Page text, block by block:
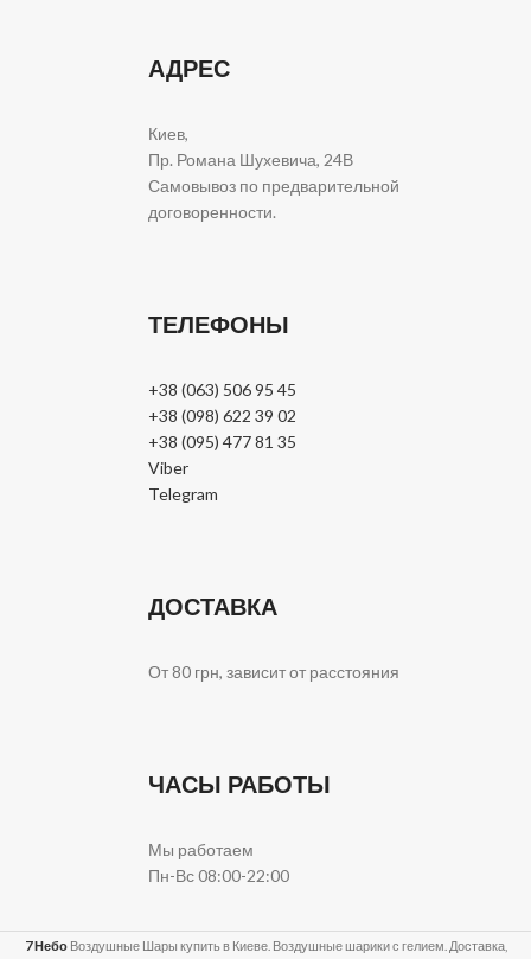
АДРЕС
Киев,
Пр. Романа Шухевича, 24В
Самовывоз по предварительной
договоренности.
ТЕЛЕФОНЫ
+38 (063) 506 95 45
+38 (098) 622 39 02
+38 (095) 477 81 35
Viber
Telegram
ДОСТАВКА
От 80 грн, зависит от расстояния
ЧАСЫ РАБОТЫ
Мы работаем
Пн-Вс 08:00-22:00
7 Небо Воздушные Шары купить в Киеве. Воздушные шарики с гелием. Доставка,